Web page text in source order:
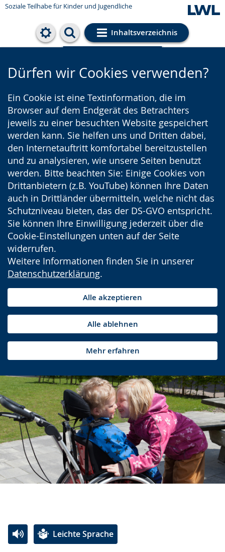
Soziale Teilhabe für Kinder und Jugendliche
Inhaltsverzeichnis
Cookie-Einstellungen
Dürfen wir Cookies verwenden?
Ein Cookie ist eine Textinformation, die im
Browser auf dem Endgerät des Betrachters
jeweils zu einer besuchten Website gespeichert
werden kann. Sie helfen uns und Dritten dabei,
den Internetauftritt komfortabel bereitzustellen
und zu analysieren, wie unsere Seiten benutzt
werden. Bitte beachten Sie: Einige Cookies von
Drittanbietern (z.B. YouTube) können Ihre Daten
auch in Drittländer übermitteln, welche nicht das
Schutzniveau bieten, das der DS-GVO entspricht.
Sie können Ihre Einwilligung jederzeit über die
Cookie-Einstellungen unten auf der Seite
widerrufen.
Weitere Informationen finden Sie in unserer
Datenschutzerklärung.
Alle akzeptieren
Alle ablehnen
Mehr erfahren
Leichte Sprache